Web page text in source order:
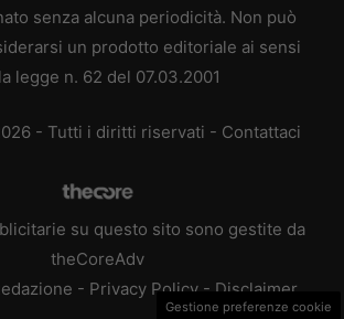
senza alcuna periodicità. Non può
un prodotto editoriale ai sensi
legge n. 62 del 07.03.2001
- Tutti i diritti riservati - Contattaci
su questo sito sono gestite da
theCoreAdv
- Privacy Policy - Disclaimer
Gestione preferenze cookie